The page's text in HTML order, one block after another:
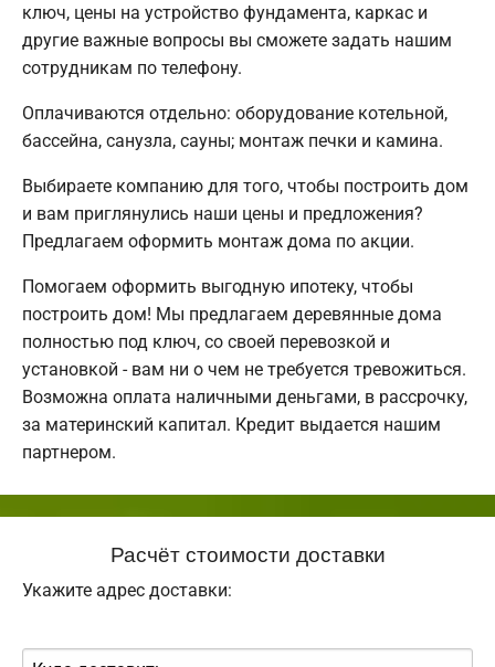
ключ, цены на устройство фундамента, каркас и
другие важные вопросы вы сможете задать нашим
сотрудникам по телефону.
Оплачиваются отдельно: оборудование котельной,
бассейна, санузла, сауны; монтаж печки и камина.
Выбираете компанию для того, чтобы построить дом
и вам приглянулись наши цены и предложения?
Предлагаем оформить монтаж дома по акции.
Помогаем оформить выгодную ипотеку, чтобы
построить дом! Мы предлагаем деревянные дома
полностью под ключ, со своей перевозкой и
установкой - вам ни о чем не требуется тревожиться.
Возможна оплата наличными деньгами, в рассрочку,
за материнский капитал. Кредит выдается нашим
партнером.
Расчёт стоимости доставки
Укажите адрес доставки: